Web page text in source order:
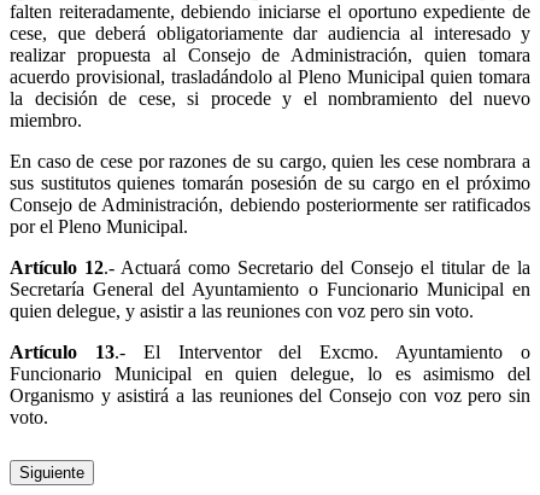
falten reiteradamente, debiendo iniciarse el oportuno expediente de
cese, que deberá obligatoriamente dar audiencia al interesado y
realizar propuesta al Consejo de Administración, quien tomara
acuerdo provisional, trasladándolo al Pleno Municipal quien tomara
la decisión de cese, si procede y el nombramiento del nuevo
miembro.
En caso de cese por razones de su cargo, quien les cese nombrara a
sus sustitutos quienes tomarán posesión de su cargo en el próximo
Consejo de Administración, debiendo posteriormente ser ratificados
por el Pleno Municipal.
Artículo 12.- Actuará como Secretario del Consejo el titular de la
Secretaría General del Ayuntamiento o Funcionario Municipal en
quien delegue, y asistir a las reuniones con voz pero sin voto.
Artículo 13.- El Interventor del Excmo. Ayuntamiento o
Funcionario Municipal en quien delegue, lo es asimismo del
Organismo y asistirá a las reuniones del Consejo con voz pero sin
voto.
Siguiente